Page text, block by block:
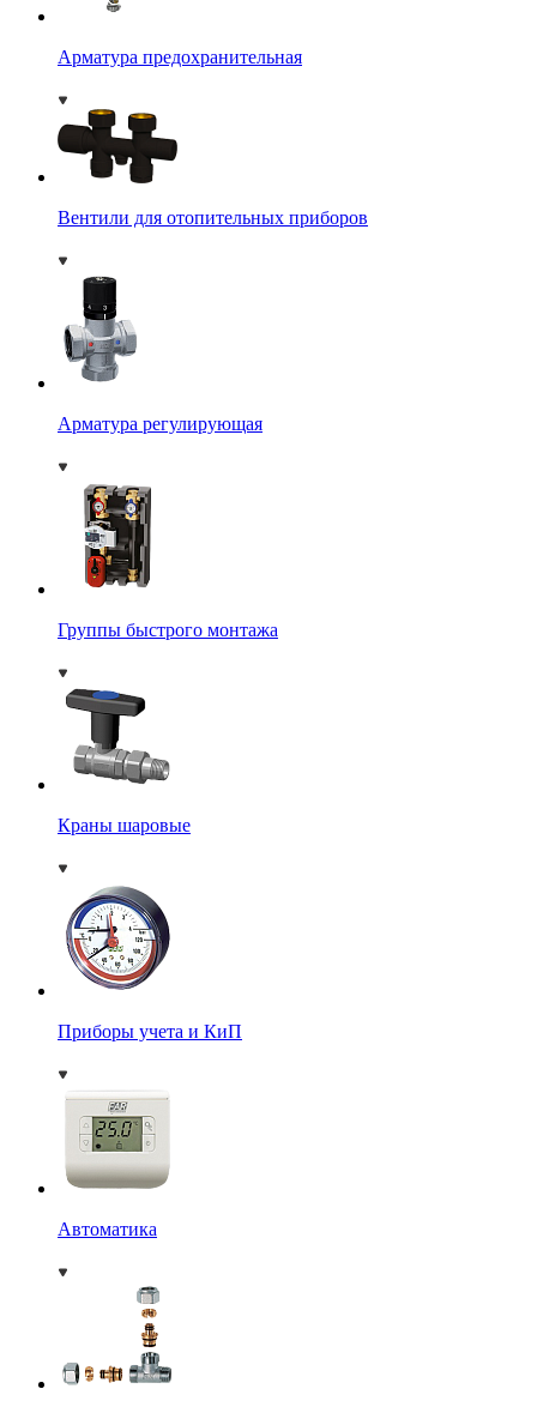
Арматура предохранительная
Вентили для отопительных приборов
Арматура регулирующая
Группы быстрого монтажа
Краны шаровые
Приборы учета и КиП
Автоматика